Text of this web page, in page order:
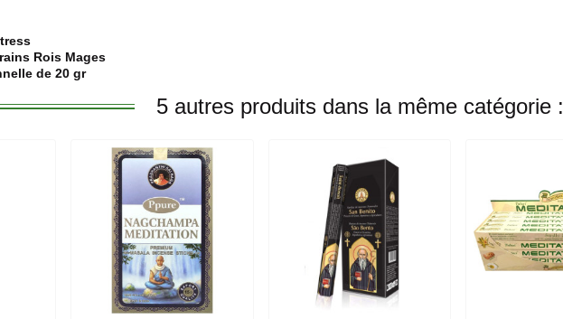
Rois Mages
de 20 gr
5 autres produits dans la même catégorie :